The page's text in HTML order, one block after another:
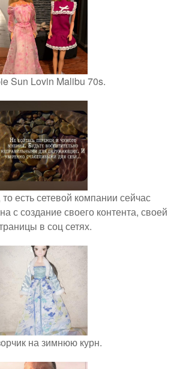
Sun Lovin Malibu 70s.
есть сетевой компании сейчас
с создание своего контента, своей
в соц сетях.
на зимнюю курн.